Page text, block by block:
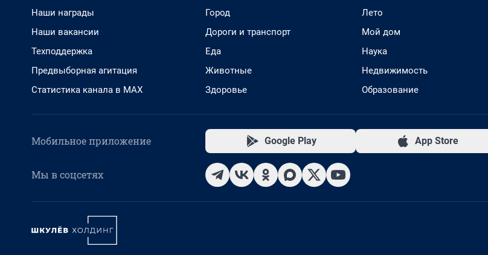
Наши награды
Наши вакансии
Техподдержка
Предвыборная агитация
Статистика канала в MAX
Город
Дороги и транспорт
Еда
Животные
Здоровье
Лето
Мой дом
Наука
Недвижимость
Образование
Мобильное приложение Google Play App Store
Мы в соцсетях